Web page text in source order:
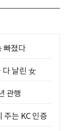
빠졌다
날린 女
관행
주는 KC 인증